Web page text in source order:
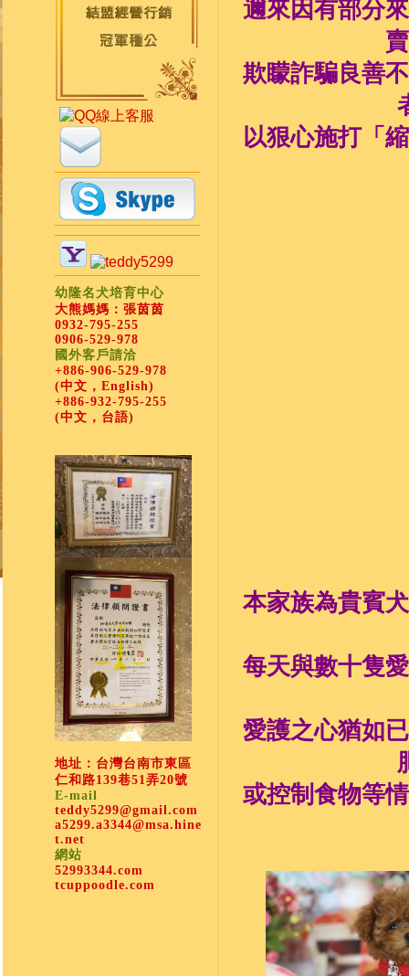
幼隆名犬培育中心
大熊媽媽：張茵茵
0932-795-255
0906-529-978
國外客戶請洽
+886-906-529-978
(中文，English)
+886-932-795-255
(中文，台語)
地址：台灣台南市東區
仁和路139巷51弄20號
E-mail
teddy5299@gmail.com
a5299.a3344@msa.hine
t.net
網站
52993344.com
tcuppoodle.com
邇來因有部分
欺矇詐騙良善
以狠心施打「
本家族為貴賓
每天與數十隻
愛護之心猶如
或控制食物等